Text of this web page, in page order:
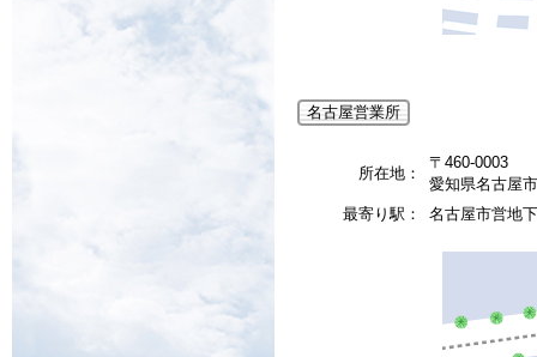
名古屋営業所
所在地：
〒460-0003
愛知県名古屋
最寄り駅：
名古屋市営地